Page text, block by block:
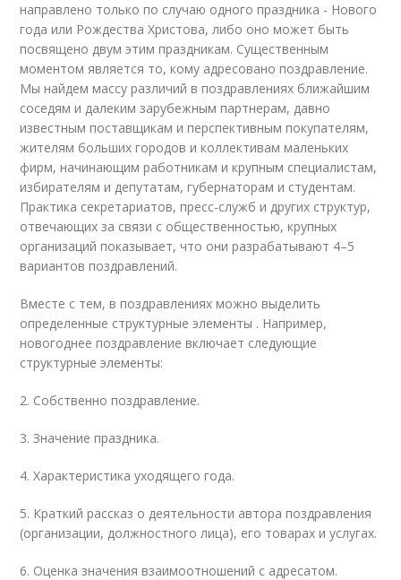
направлено только по случаю одного праздника - Нового
года или Рождества Христова, либо оно может быть
посвящено двум этим праздникам. Существенным
моментом является то, кому адресовано поздравление.
Мы найдем массу различий в поздравлениях ближайшим
соседям и далеким зарубежным партнерам, давно
известным поставщикам и перспективным покупателям,
жителям больших городов и коллективам маленьких
фирм, начинающим работникам и крупным специалистам,
избирателям и депутатам, губернаторам и студентам.
Практика секретариатов, пресс-служб и других структур,
отвечающих за связи с общественностью, крупных
организаций показывает, что они разрабатывают 4–5
вариантов поздравлений.
Вместе с тем, в поздравлениях можно выделить
определенные структурные элементы . Например,
новогоднее поздравление включает следующие
структурные элементы:
2. Собственно поздравление.
3. Значение праздника.
4. Характеристика уходящего года.
5. Краткий рассказ о деятельности автора поздравления
(организации, должностного лица), его товарах и услугах.
6. Оценка значения взаимоотношений с адресатом.